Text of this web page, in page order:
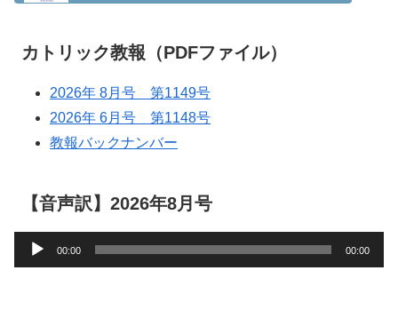
カトリック教報（PDFファイル）
2026年 8月号 第1149号
2026年 6月号 第1148号
教報バックナンバー
【音声訳】2026年8月号
声
00:00 00:00